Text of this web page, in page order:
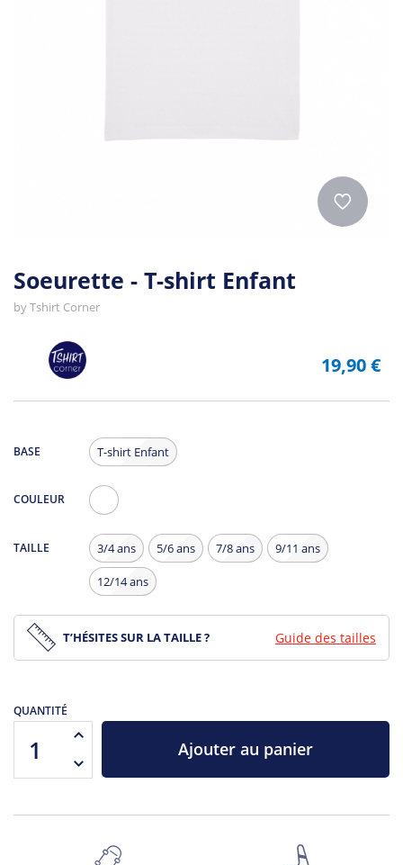
Soeurette - T-shirt Enfant
byTshirt Corner
19,90 €
BASE T-shirt Enfant
COULEUR
TAILLE 3/4 ans 5/6 ans 7/8 ans 9/11 ans
12/14 ans
T’HÉSITES SUR LA TAILLE ? Guide des tailles
QUANTITÉ
Ajouter au panier